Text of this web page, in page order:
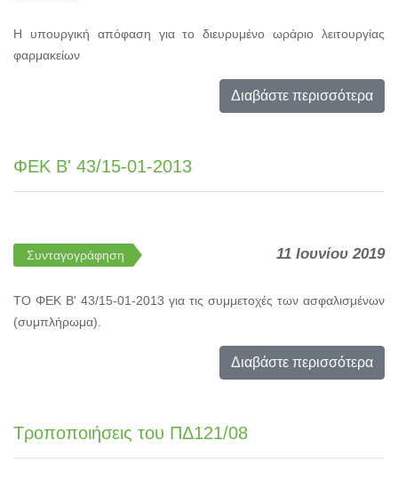
Η υπουργική απόφαση για το διευρυμένο ωράριο λειτουργίας
φαρμακείων
Διαβάστε περισσότερα
ΦΕΚ Β' 43/15-01-2013
Συνταγογράφηση 11 Ιουνίου 2019
ΤΟ ΦΕΚ Β' 43/15-01-2013 για τις συμμετοχές των ασφαλισμένων
(συμπλήρωμα).
Διαβάστε περισσότερα
Τροποποιήσεις του ΠΔ121/08